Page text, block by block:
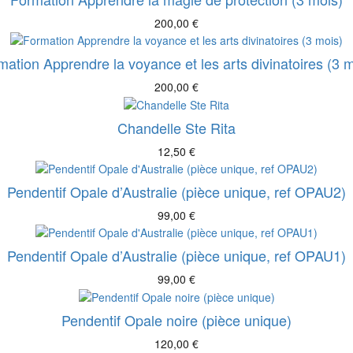
200,00 €
Apprendre la voyance et les arts divinatoires (3
200,00 €
Chandelle Ste Rita
12,50 €
Pendentif Opale d’Australie (pièce unique, ref OPAU2)
99,00 €
Pendentif Opale d’Australie (pièce unique, ref OPAU1)
99,00 €
Pendentif Opale noire (pièce unique)
120,00 €